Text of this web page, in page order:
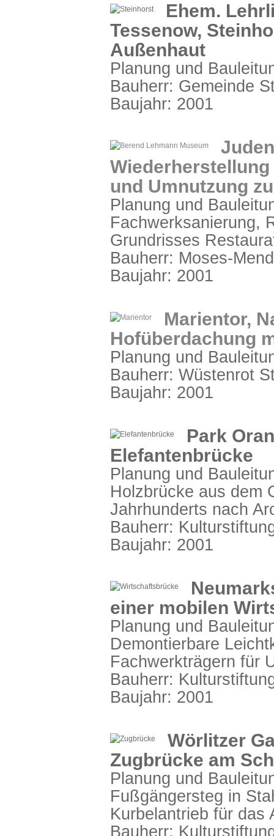
Ehem.
Tessenow,
Außenhaut
Planung und
Bauherr: Gemeinde
Baujahr: 2001
und Umnutzung
Planung und
Fachwerksanierung,
Grundrisses
Bauherr: Moses-
Baujahr: 2001
Marientor,
Hofüberdachung
Planung und
Bauherr: Wüstenrot
Baujahr: 2001
Park
Elefantenbrücke
Planung und
Holzbrücke aus dem
Jahrhunderts nach
Bauherr:
Baujahr: 2001
einer mobilen
Planung und
Demontierbare
Fachwerkträgern für
Bauherr:
Baujahr: 2001
Wörlitzer
Zugbrücke am
Planung und
Fußgängersteg in
Kurbelantrieb für das
Bauherr: